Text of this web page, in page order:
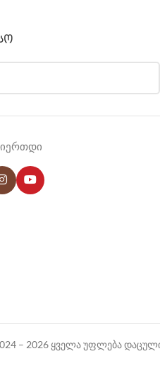
– 2026 ყველა უფლება